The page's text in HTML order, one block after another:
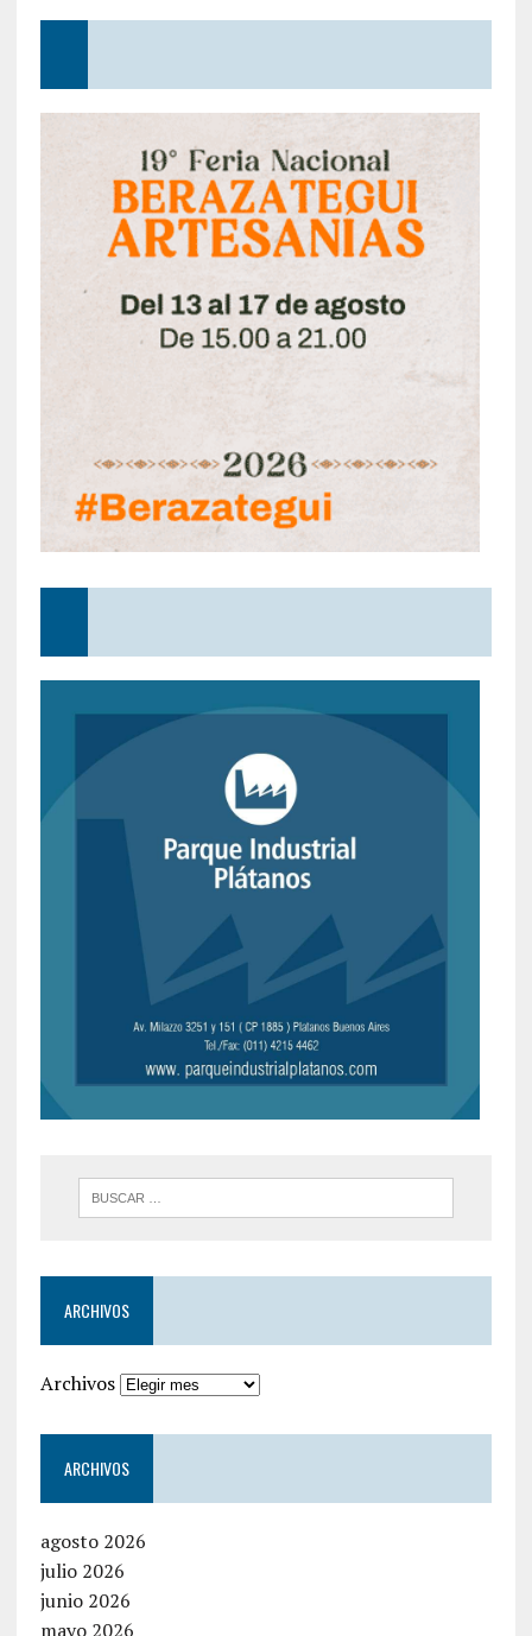
ARCHIVOS
Archivos
ARCHIVOS
agosto 2026
julio 2026
junio 2026
mayo 2026